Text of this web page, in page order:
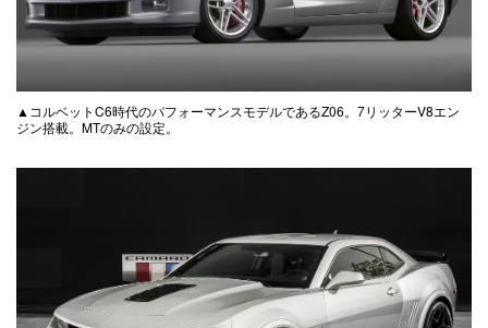
▲コルベットC6時代のパフォーマンスモデルであるZ06。7リッターV8エン
ジン搭載。MTのみの設定。